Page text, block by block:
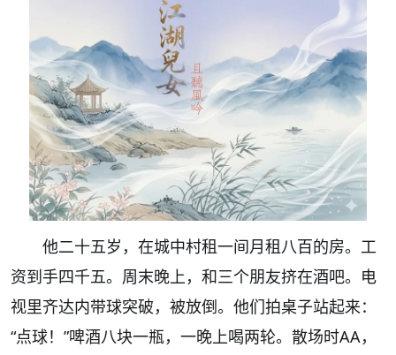
他二十五岁，在城中村租一间月租八百的房。工
资到手四千五。周末晚上，和三个朋友挤在酒吧。电
视里齐达内带球突破，被放倒。他们拍桌子站起来：
“点球！ ”啤酒八块一瓶，一晚上喝两轮。散场时AA，